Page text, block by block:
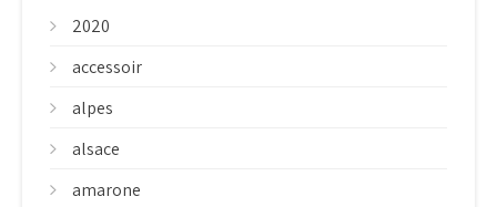
2020
accessoir
alpes
alsace
amarone